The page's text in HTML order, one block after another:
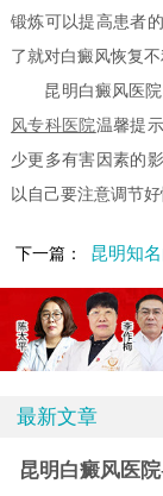
锻炼可以提高患者
了就对白癜风恢复不
昆明白癜风医院
风专科医院温馨提
少更多有害因素的
以自己要注意调节
下一篇： 昆明知
最新文章
昆明白癜风医